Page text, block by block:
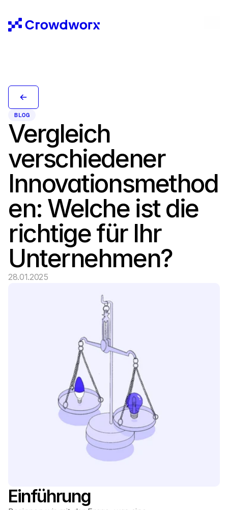
BLOG
Vergleich
verschiedener
Innovationsmethod
en: Welche ist die
richtige für Ihr
Unternehmen?
28.01.2025
Einführung